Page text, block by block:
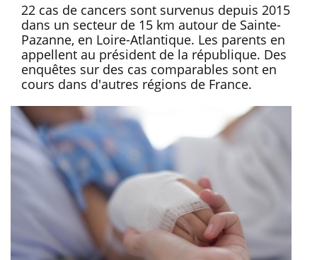
22 cas de cancers sont survenus depuis 2015
dans un secteur de 15 km autour de Sainte-
Pazanne, en Loire-Atlantique. Les parents en
appellent au président de la république. Des
enquêtes sur des cas comparables sont en
cours dans d'autres régions de France.